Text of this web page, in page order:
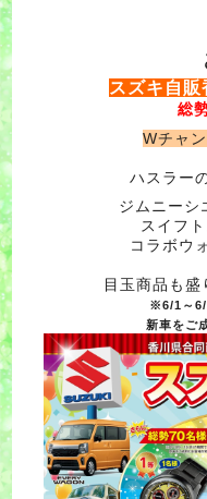
スズキ自
総
Wチャ
ハスラー
ジムニーシ
スイフ
コラボウ
目玉商品も盛
※6/1～6/
新車をご